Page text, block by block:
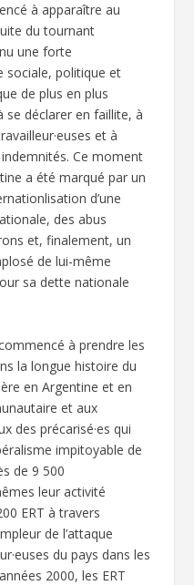
à apparaître au
du tournant
une forte
sociale, politique et
de plus en plus
se déclarer en faillite, à
et à
Ce moment
a été marqué par un
d’une
des abus
et, finalement, un
de lui-même
sa dette nationale
à prendre les
la longue histoire du
en Argentine et en
et aux
des précarisé·es qui
impitoyable de
de 9 500
leur activité
ERT à travers
de l’attaque
du pays dans les
2000, les ERT